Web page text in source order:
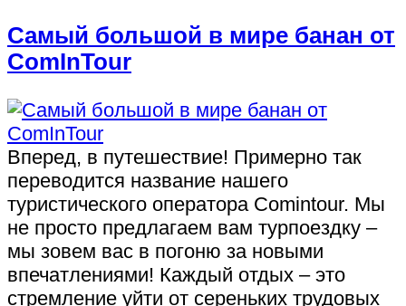
Самый большой в мире банан от
ComInTour
Вперед, в путешествие! Примерно так
переводится название нашего
туристического оператора Comintour. Мы
не просто предлагаем вам турпоездку –
мы зовем вас в погоню за новыми
впечатлениями! Каждый отдых – это
стремление уйти от сереньких трудовых